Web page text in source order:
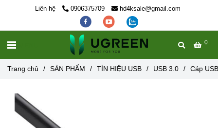
Liên hệ 0906375709 hd4ksale@gmail.com
0
Trang chủ / SẢN PHẨM / TÍN HIỆU USB / USB 3.0 / Cáp